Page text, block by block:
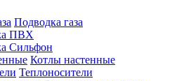
Подводка газа
ПВХ
Сильфон
Котлы настенные
Теплоносители